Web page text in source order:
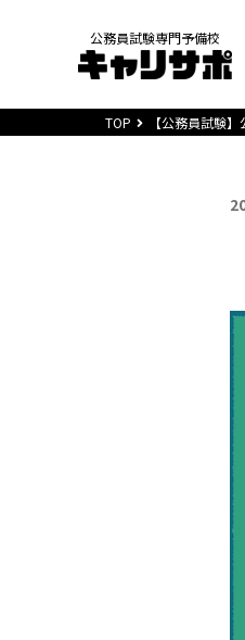
公務員試験専門予備校
TOP 【公務員試験